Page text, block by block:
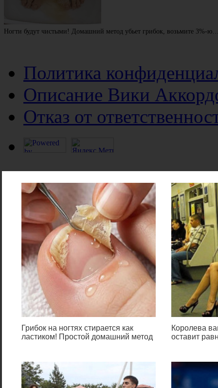
Грибок на ногтях стирается как
ластиком! Простой домашний метод
Королева
оставит
Ногти будут чистыми! Домашний метод убьет грибок, возьмите 3%-
Политика
Описание Вики
Отказ от